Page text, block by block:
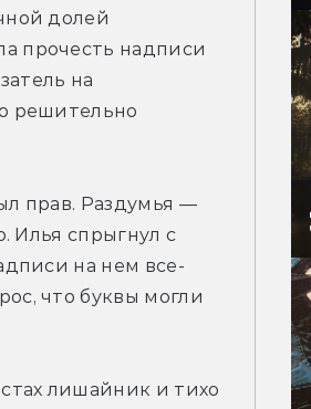
долей
прочесть надписи
на
решительно
прав. Раздумья —
Илья спрыгнул с
на нем все-
что буквы могли
лишайник и тихо